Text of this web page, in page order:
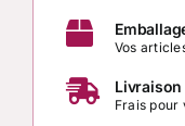
Vos
Livraison
Frais pour